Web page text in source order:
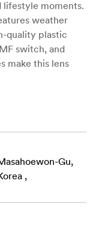
lifestyle moments.
weather
quality plastic
switch, and
make this lens
71.5mm in
subject
Gu,
,